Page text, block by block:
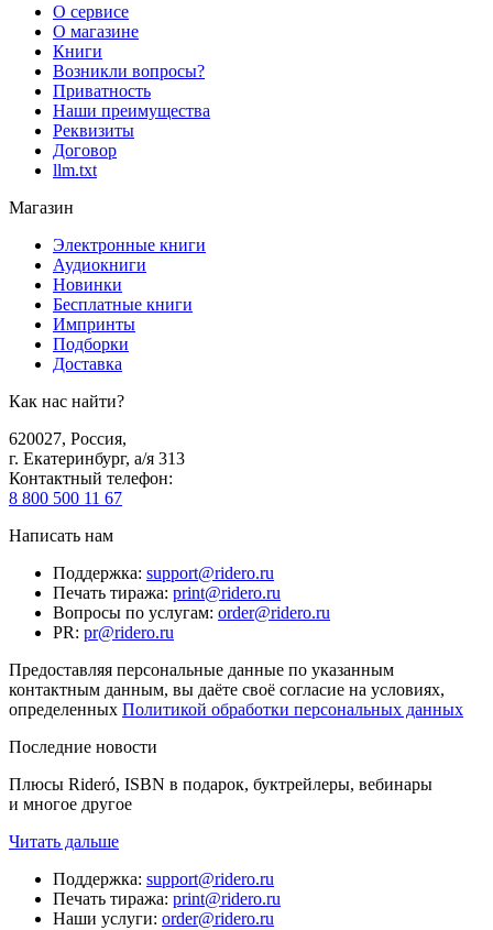
О сервисе
О магазине
Книги
Возникли вопросы?
Приватность
Наши преимущества
Реквизиты
Договор
llm.txt
Магазин
Электронные книги
Аудиокниги
Новинки
Бесплатные книги
Импринты
Подборки
Доставка
Как нас найти?
620027, Россия,
г. Екатеринбург, а/я 313
Контактный телефон:
8 800 500 11 67
Написать нам
Поддержка: support@ridero.ru
Печать тиража: print@ridero.ru
Вопросы по услугам: order@ridero.ru
PR: pr@ridero.ru
Предоставляя персональные данные по указанным
контактным данным, вы даёте своё согласие на условиях,
определенных Политикой обработки персональных данных
Последние новости
Плюсы Rideró, ISBN в подарок, буктрейлеры, вебинары
и многое другое
Читать дальше
Поддержка: support@ridero.ru
Печать тиража: print@ridero.ru
Наши услуги: order@ridero.ru